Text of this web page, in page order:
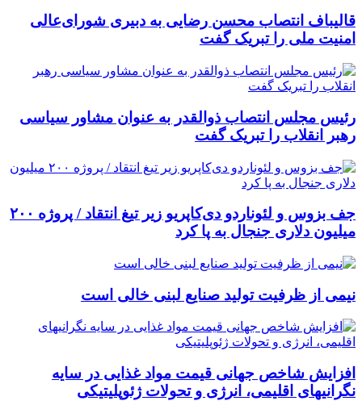
قالیباف انتصاب محسن رضایی به دبیری شورای‌عالی
امنیت ملی را تبریک گفت
رئیس مجلس انتصاب ذوالقدر به عنوان مشاور سیاسی
رهبر انقلاب را تبریک گفت
جف بزوس و لئوناردو دی‌کاپریو زیر تیغ انتقاد / پروژه ۲۰۰
میلیون دلاری جنجال به پا کرد
نیمی از ظرفیت تولید صنایع لبنی خالی است
افزایش شاخص جهانی قیمت مواد غذایی در سایه
نگرانیهای اقلیمی، انرژی و تحولات ژئوپلیتیکی